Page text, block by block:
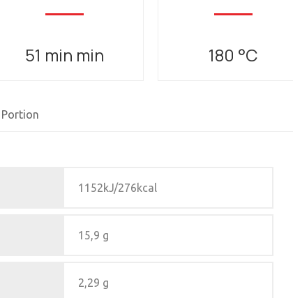
51 min min 180 °C
1152kJ/276kcal
15,9 g
2,29 g